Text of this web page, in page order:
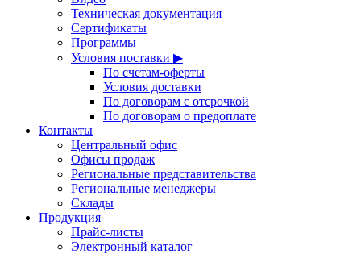
Техническая документация
Сертификаты
Программы
Условия поставки ▶
По счетам-оферты
Условия доставки
По договорам с отсрочкой
По договорам о предоплате
Контакты
Центральный офис
Офисы продаж
Региональные представительства
Региональные менеджеры
Склады
Продукция
Прайс-листы
Электронный каталог